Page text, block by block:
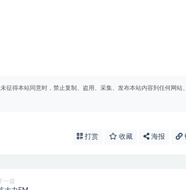
征得本站同意时，禁止复制、盗用、采集、发布本站内容到任何网站
打赏 收藏 海报
一篇